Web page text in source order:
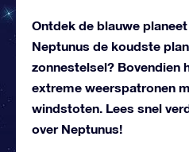
Ontdek de blauwe
Neptunus de koudste
zonnestelsel? Bovendien
extreme weerspatronen
windstoten. Lees snel
over Neptunus!